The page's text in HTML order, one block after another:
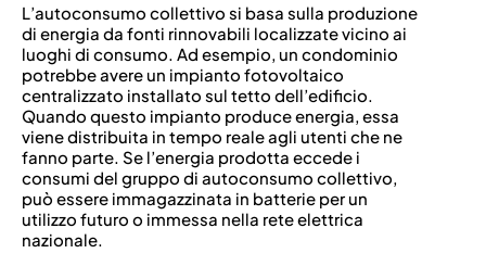
L’autoconsumo collettivo si basa sulla produzione
di energia da fonti rinnovabili localizzate vicino ai
luoghi di consumo. Ad esempio, un condominio
potrebbe avere un impianto fotovoltaico
centralizzato installato sul tetto dell’edificio.
Quando questo impianto produce energia, essa
viene distribuita in tempo reale agli utenti che ne
fanno parte. Se l’energia prodotta eccede i
consumi del gruppo di autoconsumo collettivo,
può essere immagazzinata in batterie per un
utilizzo futuro o immessa nella rete elettrica
nazionale.